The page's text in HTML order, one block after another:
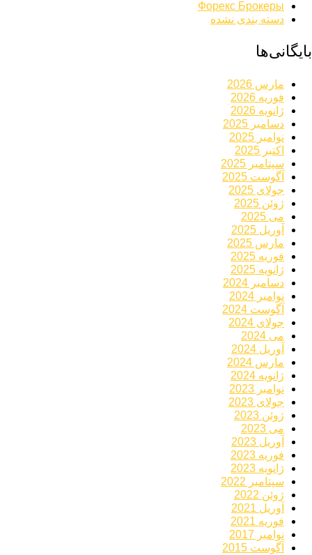
Форекс Брокеры
دسته بندی نشده
بایگانی‌ها
مارس 2026
فوریه 2026
ژانویه 2026
دسامبر 2025
نوامبر 2025
اکتبر 2025
سپتامبر 2025
آگوست 2025
جولای 2025
ژوئن 2025
می 2025
آوریل 2025
مارس 2025
فوریه 2025
ژانویه 2025
دسامبر 2024
نوامبر 2024
آگوست 2024
جولای 2024
می 2024
آوریل 2024
مارس 2024
ژانویه 2024
نوامبر 2023
جولای 2023
ژوئن 2023
می 2023
آوریل 2023
فوریه 2023
ژانویه 2023
سپتامبر 2022
ژوئن 2022
آوریل 2021
فوریه 2021
نوامبر 2017
آگوست 2015